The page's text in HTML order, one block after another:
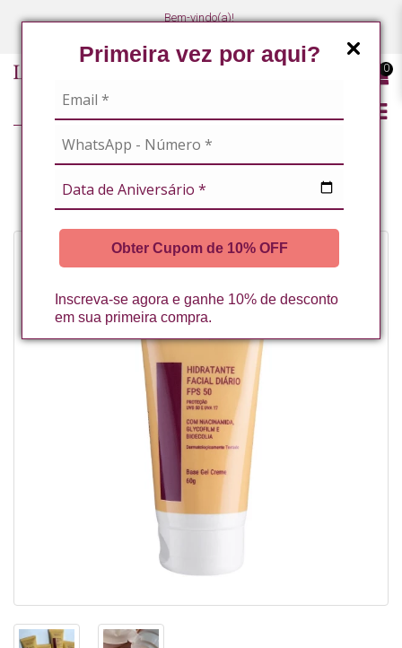
Primeira vez por aqui?
Obter Cupom de 10% OFF
Inscreva-se agora e ganhe 10% de desconto
em sua primeira compra.
Bem-vindo(a)!
0